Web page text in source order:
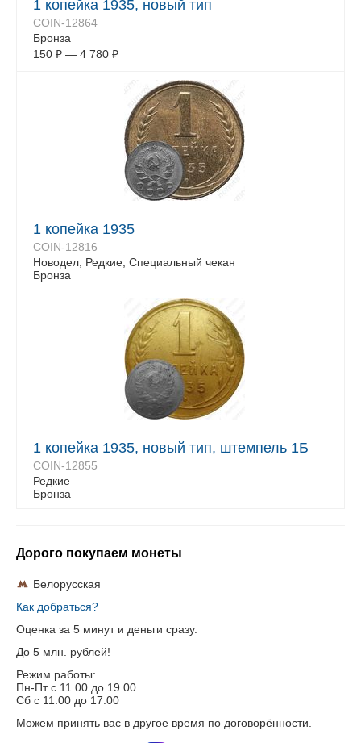
1 копейка 1935, новый тип
COIN-12864
Бронза
150 ₽ — 4 780 ₽
1 копейка 1935
COIN-12816
Новодел, Редкие, Специальный чекан
Бронза
1 копейка 1935, новый тип, штемпель 1Б
COIN-12855
Редкие
Бронза
Дорого покупаем монеты
Белорусская
Как добраться?
Оценка за 5 минут и деньги сразу.
До 5 млн. рублей!
Режим работы:
Пн-Пт c 11.00 до 19.00
Сб с 11.00 до 17.00
Можем принять вас в другое время по договорённости.